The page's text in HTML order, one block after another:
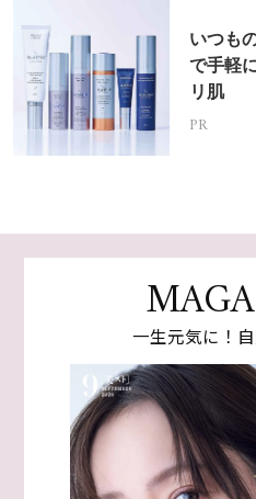
いつも
で手軽
リ肌
PR
一生元気に！